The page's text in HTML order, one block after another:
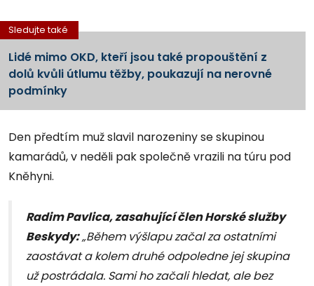
Sledujte také
Lidé mimo OKD, kteří jsou také propouštění z
dolů kvůli útlumu těžby, poukazují na nerovné
podmínky
Den předtím muž slavil narozeniny se skupinou
kamarádů, v neděli pak společně vrazili na túru pod
Kněhyni.
Radim Pavlica, zasahující člen Horské služby
Beskydy:„Během výšlapu začal za ostatními
zaostávat a kolem druhé odpoledne jej skupina
už postrádala. Sami ho začali hledat, ale bez